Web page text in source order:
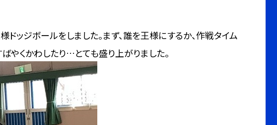
ッジボールをしました。まず、誰を王様にするか、作戦タイム
やくかわしたり…とても盛り上がりました。